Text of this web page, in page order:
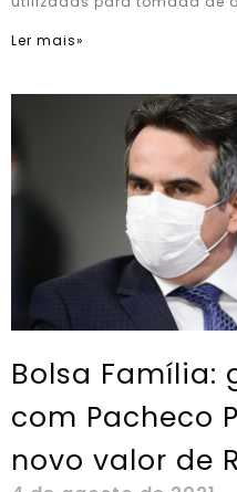
Ler mais»
Bolsa Família:
com Pacheco
novo valor de